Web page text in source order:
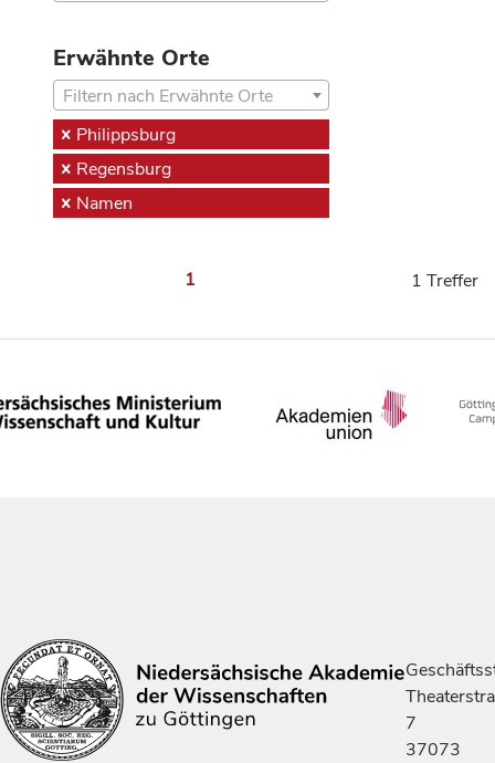
Erwähnte Orte
Filtern nach Erwähnte Orte
Philippsburg
Regensburg
Namen
1 1 Treffer
7
37073